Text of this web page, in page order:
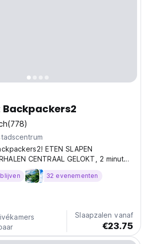
Backpackers2
(778)
ETEN SLAPEN
CENTRAAL GELOKT, 2 minuten
32 evenementen
Slaapzalen vanaf
€23.75